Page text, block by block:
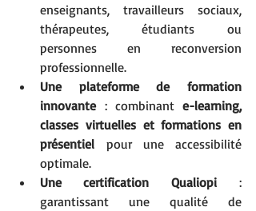
enseignants, travailleurs sociaux,
thérapeutes, étudiants ou
personnes en reconversion
professionnelle.
Une plateforme de formation
innovante : combinant e-learning,
classes virtuelles et formations en
présentiel pour une accessibilité
optimale.
Une certification Qualiopi :
garantissant une qualité de